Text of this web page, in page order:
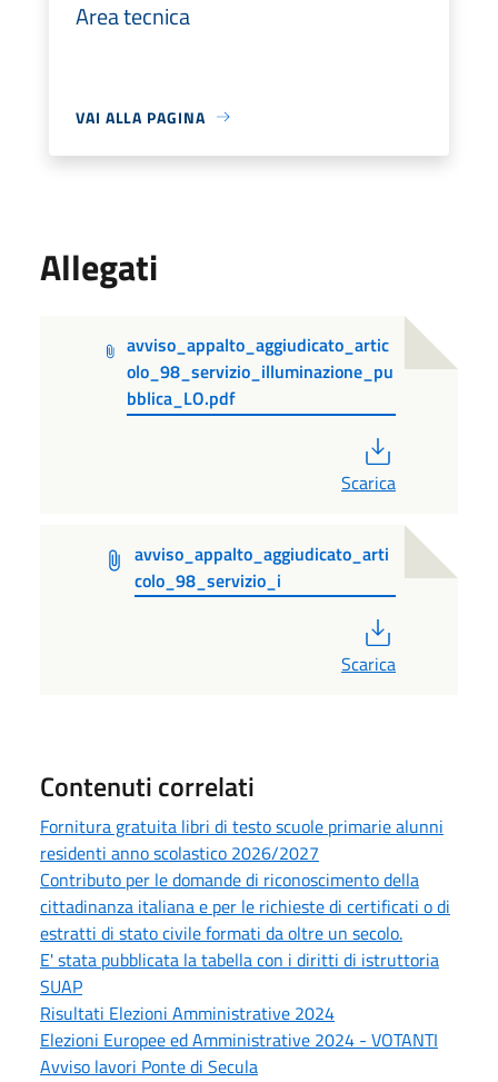
Area tecnica
VAI ALLA PAGINA
Allegati
avviso_appalto_aggiudicato_artic
olo_98_servizio_illuminazione_pu
bblica_LO.pdf
Scarica
avviso_appalto_aggiudicato_arti
colo_98_servizio_i
Scarica
Contenuti correlati
Fornitura gratuita libri di testo scuole primarie alunni
residenti anno scolastico 2026/2027
Contributo per le domande di riconoscimento della
cittadinanza italiana e per le richieste di certificati o di
estratti di stato civile formati da oltre un secolo.
E' stata pubblicata la tabella con i diritti di istruttoria
SUAP
Risultati Elezioni Amministrative 2024
Elezioni Europee ed Amministrative 2024 - VOTANTI
Avviso lavori Ponte di Secula